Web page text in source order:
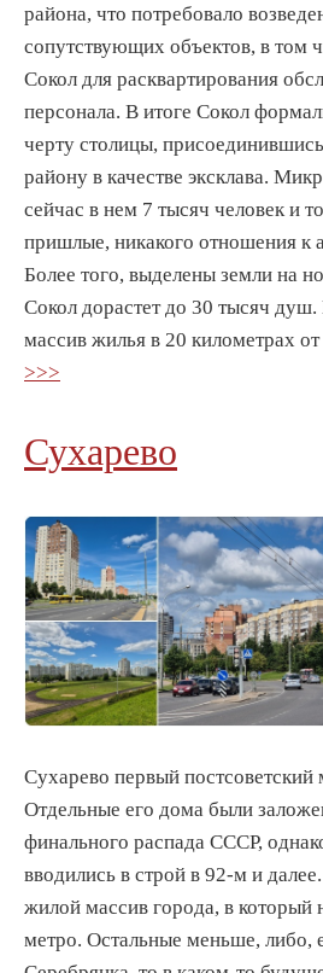
района, что потребовало
сопутствующих объектов, в том
Сокол для расквартирования
персонала. В итоге Сокол
черту столицы,
району в качестве эксклава.
сейчас в нем 7 тысяч человек и
пришлые, никакого отношения к
Более того, выделены земли на
Сокол дорастет до 30 тысяч
массив жилья в 20 километрах
>>>
Сухарево
Сухарево первый
Отдельные его дома были
финального распада СССР,
вводились в строй в 92-м и
жилой массив города, в который
метро. Остальные меньше, либо,